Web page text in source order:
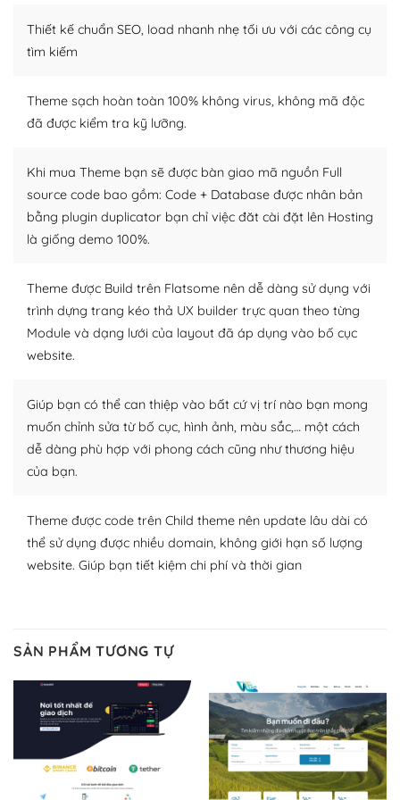
WordPress là nơi lưu trữ cho một diễn đàn cộng đồng
khổng lồ được kiểm duyệt bởi các nhân viên và những
Nếu bạn gặp khó khăn, bạn có thể lên mạng và tìm
kiếm những cộng đồng WordPress, họ sẽ giúp bạn trả
Cộng đồng sử dụng WordPress sẵn sàng hỗ trợ bạn
– Đa dạng plugin và themes
WordPress để tăng thêm các tính năng cần thiết. Có
nhiều plugin trả phí hoặc miễn phí.
Nhờ lượng người dùng đông đảo, thư viện themes và
plugin của WordPress rất phong phú. Bạn có thể thỏa
lập website của mình.
WordPress đa dạng plugin và themes
– Dễ sử dụng
Với mọi Hosting bất kỳ thì WordPress đều có thể dễ
dàng thiết lập vì thực tế nó đã cung cấp khoảng 60%
toàn bộ web.
Dễ dàng lựa chọn Hosting cho website WordPress
Vì WordPress hiện là nền tảng xây dựng trang web và
blog lớn nhất trên thế giới, quan trọng nhất là bảo vệ
nội dung của mình khỏi các cuộc tấn công spam.
Thiết kế chuẩn SEO, load nhanh nhẹ tối ưu với các công cụ
tìm kiếm
Theme sạch hoàn toàn 100% không virus, không mã độc
đã được kiểm tra kỹ lưỡng.
Khi mua Theme bạn sẽ được bàn giao mã nguồn Full
source code bao gồm: Code + Database được nhân bản
bằng plugin duplicator bạn chỉ việc đăt cài đặt lên Hosting
là giống demo 100%.
Theme được Build trên Flatsome nên dễ dàng sử dụng với
trình dựng trang kéo thả UX builder trực quan theo từng
Module và dạng lưới của layout đã áp dụng vào bố cục
website.
Giúp bạn có thể can thiệp vào bất cứ vị trí nào bạn mong
muốn chỉnh sửa từ bố cục, hình ảnh, màu sắc,… một cách
dễ dàng phù hợp với phong cách cũng như thương hiệu
của bạn.
Theme được code trên Child theme nên update lâu dài có
thể sử dụng được nhiều domain, không giới hạn số lượng
website. Giúp bạn tiết kiệm chi phí và thời gian
SẢN PHẨM TƯƠNG TỰ